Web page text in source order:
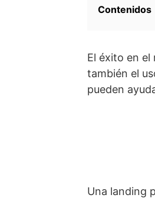
Contenidos
El éxito en
también el
pueden
Una landing